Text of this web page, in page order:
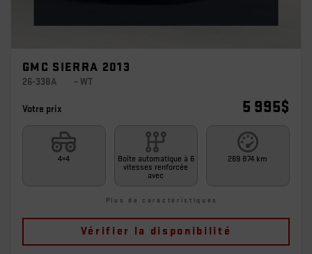
GMC SIERRA 2013
26-338A – WT
Votre prix 5 995$
4×4
Boîte automatique à 6
vitesses renforcée
avec
269 874 km
Plus de caractéristiques
Vérifier la disponibilité